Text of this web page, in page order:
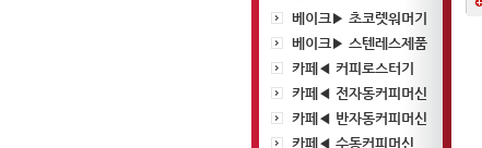
베이크▶ 초코렛워머기
베이크▶ 스텐레스제품
카페◀ 커피로스터기
카페◀ 전자동커피머신
카페◀ 반자동커피머신
카페◀ 수동커피머신